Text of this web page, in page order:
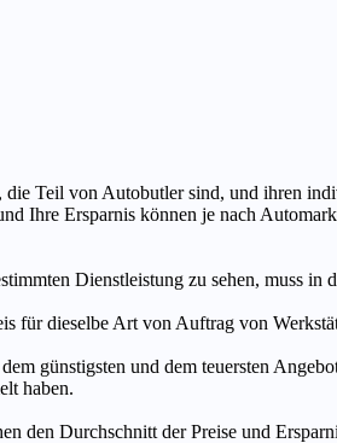
Teil von Autobutler sind, und ihren
Ihre Ersparnis können je nach
Dienstleistung zu sehen, muss in
für dieselbe Art von Auftrag von
günstigsten und dem teuersten
haben.
Durchschnitt der Preise und